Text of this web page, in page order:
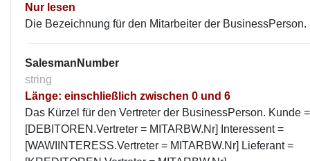
Nur lesen
Die Bezeichnung für den Mitarbeiter der BusinessPerson.
SalesmanNumber
string
Länge: einschließlich zwischen 0 und 6
Das Kürzel für den Vertreter der BusinessPerson. Kunde =
[DEBITOREN.Vertreter = MITARBW.Nr] Interessent =
[WAWIINTERESS.Vertreter = MITARBW.Nr] Lieferant =